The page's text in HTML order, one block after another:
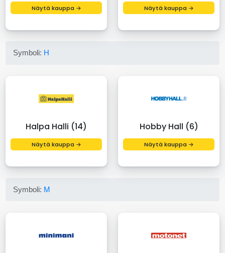
Näytä kauppa → Näytä kauppa →
Symboli: H
Halpa Halli (14)
Näytä kauppa →
Hobby Hall (6)
Näytä kauppa →
Symboli: M